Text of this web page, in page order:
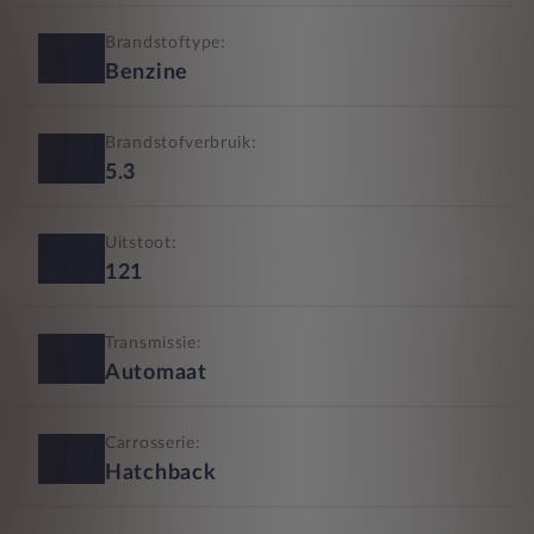
Brandstoftype:
Benzine
Brandstofverbruik:
5.3
Uitstoot:
121
Transmissie:
Automaat
Carrosserie:
Hatchback